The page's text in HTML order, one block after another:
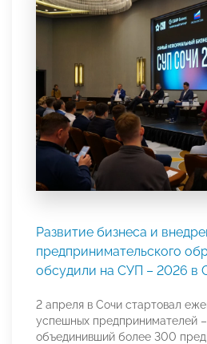
Развитие бизнеса и
предпринимательского
обсудили на СУП – 2026 в
2 апреля в Сочи стартовал
успешных предпринимателей
объединивший более 300